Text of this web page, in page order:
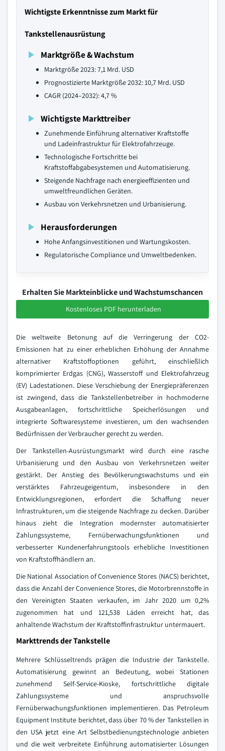
Wichtigste Erkenntnisse zum Markt für
Tankstellenausrüstung
Marktgröße & Wachstum
Marktgröße 2023: 7,1 Mrd. USD
Prognostizierte Marktgröße 2032: 10,7 Mrd. USD
CAGR (2024–2032): 4,7 %
Wichtigste Markttreiber
Zunehmende Einführung alternativer Kraftstoffe
und Ladeinfrastruktur für Elektrofahrzeuge.
Technologische Fortschritte bei
Kraftstoffabgabesystemen und Automatisierung.
Steigende Nachfrage nach energieeffizienten und
umweltfreundlichen Geräten.
Ausbau von Verkehrsnetzen und Urbanisierung.
Herausforderungen
Hohe Anfangsinvestitionen und Wartungskosten.
Regulatorische Compliance und Umweltbedenken.
Erhalten Sie Markteinblicke und Wachstumschancen
Kostenloses PDF herunterladen
Die weltweite Betonung auf die Verringerung der CO2-
Emissionen hat zu einer erheblichen Erhöhung der Annahme
alternativer Kraftstoffoptionen geführt, einschließlich
komprimierter Erdgas (CNG), Wasserstoff und Elektrofahrzeug
(EV) Ladestationen. Diese Verschiebung der Energiepräferenzen
ist zwingend, dass die Tankstellenbetreiber in hochmoderne
Ausgabeanlagen, fortschrittliche Speicherlösungen und
integrierte Softwaresysteme investieren, um den wachsenden
Bedürfnissen der Verbraucher gerecht zu werden.
Der Tankstellen-Ausrüstungsmarkt wird durch eine rasche
Urbanisierung und den Ausbau von Verkehrsnetzen weiter
gestärkt. Der Anstieg des Bevölkerungswachstums und ein
verstärktes Fahrzeugeigentum, insbesondere in den
Entwicklungsregionen, erfordert die Schaffung neuer
Infrastrukturen, um die steigende Nachfrage zu decken. Darüber
hinaus zieht die Integration modernster automatisierter
Zahlungssysteme, Fernüberwachungsfunktionen und
verbesserter Kundenerfahrungstools erhebliche Investitionen
von Kraftstoffhändlern an.
Die National Association of Convenience Stores (NACS) berichtet,
dass die Anzahl der Convenience Stores, die Motorbrennstoffe in
den Vereinigten Staaten verkaufen, im Jahr 2020 um 0,2%
zugenommen hat und 121,538 Läden erreicht hat, das
anhaltende Wachstum der Kraftstoffinfrastruktur untermauert.
Markttrends der Tankstelle
Mehrere Schlüsseltrends prägen die Industrie der Tankstelle.
Automatisierung gewinnt an Bedeutung, wobei Stationen
zunehmend Self-Service-Kioske, fortschrittliche digitale
Zahlungssysteme und anspruchsvolle
Fernüberwachungsfunktionen implementieren. Das Petroleum
Equipment Institute berichtet, dass über 70 % der Tankstellen in
den USA jetzt eine Art Selbstbedienungstechnologie anbieten
und die weit verbreitete Einführung automatisierter Lösungen